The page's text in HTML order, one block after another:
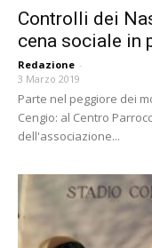
Controlli dei
cena sociale in
Redazione -
3 Marzo 2019
Parte nel peggiore dei
Cengio: al Centro
dell'associazione...